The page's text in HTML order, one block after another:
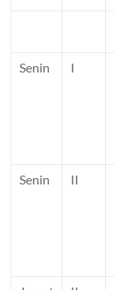
Senin I
Senin II